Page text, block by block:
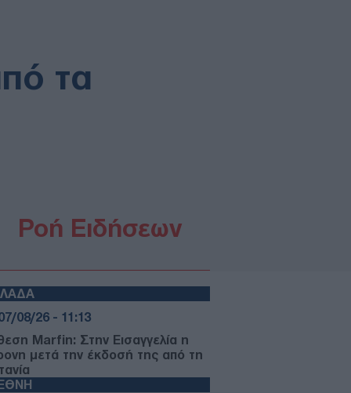
ΤΕΧΝΟΛΟΓΙΑ
τα
Ροή Ειδήσεων
08/26 - 11:13
Marfin: Στην Εισαγγελία η
μετά την έκδοσή της από τη